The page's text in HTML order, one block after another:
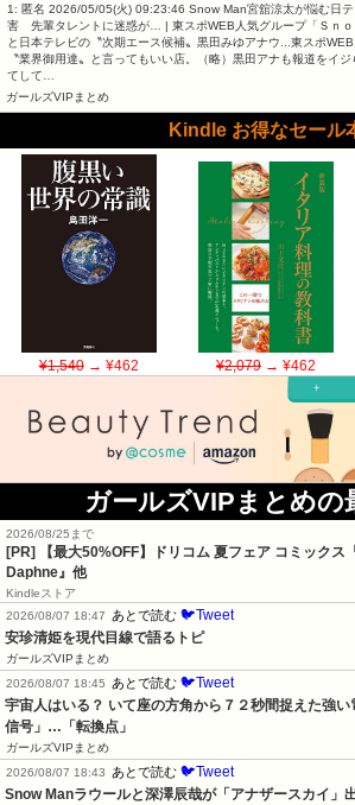
1: 匿名 2026/05/05(火) 09:23:46 Snow Man宮舘涼太が悩む日
害 先輩タレントに迷惑が… | 東スポWEB人気グループ「Ｓｎｏ
と日本テレビの〝次期エース候補〟黒田みゆアナウ...東スポ
〝業界御用達〟と言ってもいい店。（略）黒田アナも報道をイ
てして…
ガールズVIPまとめ
Kindle お得なセール
¥1,540→ ¥462 ¥2,079→ ¥462
ガールズVIPまとめの
2026/08/25まで
[PR]
【最大50%OFF】ドリコム 夏フェア コミック
Daphne』他
Kindleストア
2026/08/07 18:47
あとで読む 🐦Tweet
安珍清姫を現代目線で語るトピ
ガールズVIPまとめ
2026/08/07 18:45
あとで読む 🐦Tweet
宇宙人はいる？ いて座の方角から７２秒間捉えた強い
信号」…「転換点」
ガールズVIPまとめ
2026/08/07 18:43
あとで読む 🐦Tweet
Snow Manラウールと深澤辰哉が「アナザースカイ」